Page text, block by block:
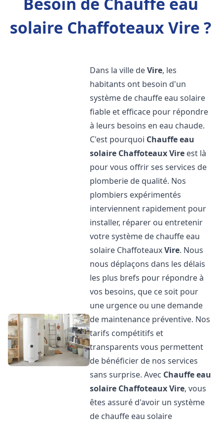
solaire Chaffoteaux Vire ?
Dans la ville deVire, les
habitants ont besoin d'un
système de chauffe eau solaire
fiable et efficace pour répondre
à leurs besoins en eau chaude.
C'est pourquoi Chauffe eau
solaire ChaffoteauxVire est là
pour vous offrir ses services de
plomberie de qualité. Nos
plombiers expérimentés
interviennent rapidement pour
installer, réparer ou entretenir
votre système de chauffe eau
solaire ChaffoteauxVire. Nous
nous déplaçons dans les délais
les plus brefs pour répondre à
vos besoins, que ce soit pour
une urgence ou une demande
de maintenance préventive. Nos
tarifs compétitifs et
transparents vous permettent
de bénéficier de nos services
sans surprise. Avec Chauffe eau
solaire ChaffoteauxVire, vous
êtes assuré d'avoir un système
de chauffe eau solaire